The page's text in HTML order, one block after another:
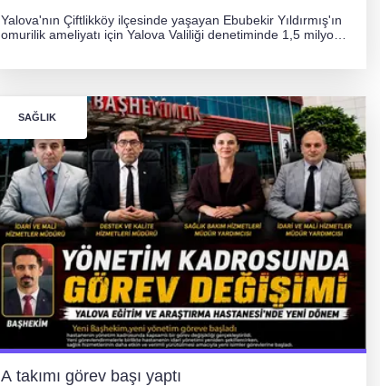
Yalova'nın Çiftlikköy ilçesinde yaşayan Ebubekir Yıldırmış'ın
omurilik ameliyatı için Yalova Valiliği denetiminde 1,5 milyon
SAĞLIK
A takımı görev başı yaptı